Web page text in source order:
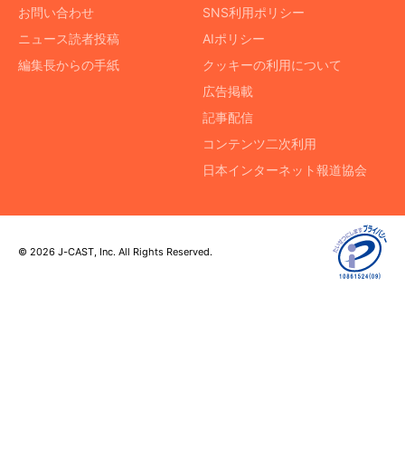
お問い合わせ
ニュース読者投稿
編集長からの手紙
SNS利用ポリシー
AIポリシー
クッキーの利用について
広告掲載
記事配信
コンテンツ二次利用
日本インターネット報道協会
© 2026 J-CAST, Inc. All Rights Reserved.